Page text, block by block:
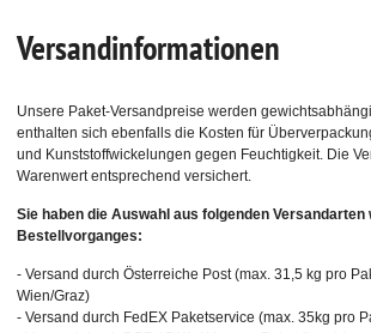
Versandinformationen
Unsere Paket-Versandpreise werden
enthalten sich ebenfalls die Kosten für
und Kunststoffwickelungen gegen Feuchtigkeit. Die
Warenwert entsprechend versichert.
Sie haben die Auswahl aus folgenden Versandarten
Bestellvorganges:
- Versand durch Österreiche Post (max. 31,5 kg pro
Wien/Graz)
- Versand durch FedEX Paketservice (max. 35kg pro